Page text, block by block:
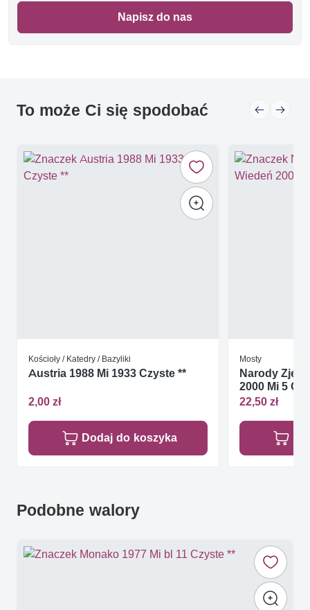
Napisz do nas
To może Ci się spodobać
Kościoły / Katedry / Bazyliki
Austria 1988 Mi 1933 Czyste **
2,00 zł
Dodaj do koszyka
Mosty
Narody
2000 Mi 5
22,50 zł
Podobne walory